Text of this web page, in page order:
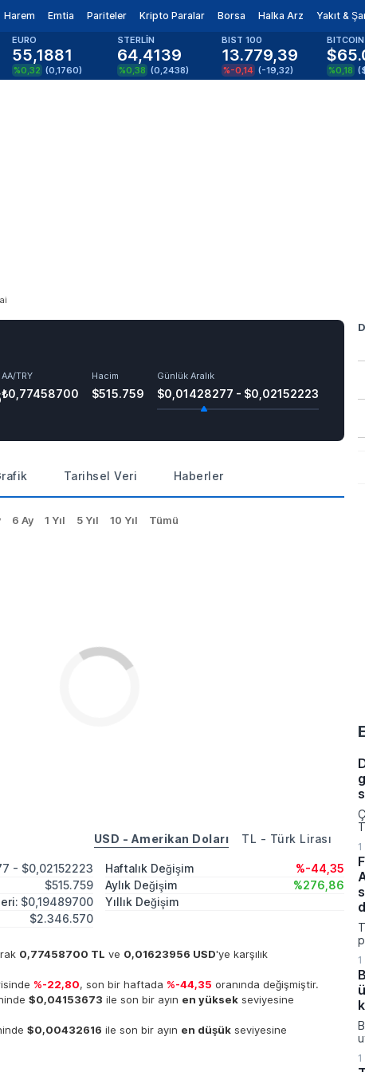
Harem Emtia Pariteler Kripto Paralar Borsa Halka Arz Yakıt &
EURO
55,1881
%0,32 (0,1760)
STERLİN
64,4139
%0,38 (0,2438)
BIST 100
13.779,39
%-0,14 (-19,32)
BITCOIN
%0,18 (
AA/TRY
₺0,77458700
Hacim
$515.759
Günlük Aralık
$0,01428277 - $0,02152223
Tarihsel Veri Haberler
6 Ay 1 Yıl 5 Yıl 10 Yıl Tümü
USD - Amerikan Doları TL - Türk Lirası
- $0,02152223
$515.759
$0,19489700
$2.346.570
Haftalık Değişim
%-44,35
Aylık Değişim
%276,86
Yıllık Değişim
0,77458700 TL ve 0,01623956 USD'ye karşılık
%-22,80, son bir haftada %-44,35 oranında değişmiştir.
$0,04153673 ile son bir ayın en yüksek seviyesine
$0,00432616 ile son bir ayın en düşük seviyesine